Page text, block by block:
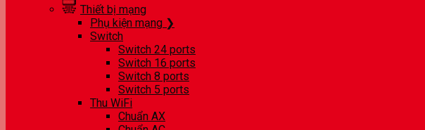
Thiết bị mạng
Phụ kiện mạng ❯
Switch
Switch 24 ports
Switch 16 ports
Switch 8 ports
Switch 5 ports
Thu WiFi
Chuẩn AX